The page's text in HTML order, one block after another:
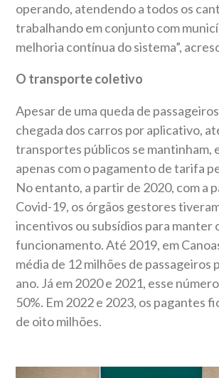
operando, atendendo a todos os
trabalhando em conjunto com
melhoria contínua do sistema”,
O transporte coletivo
Apesar de uma queda de
chegada dos carros por aplicativo,
transportes públicos se mantinham,
apenas com o pagamento de tarifa
No entanto, a partir de 2020, com a
Covid-19, os órgãos gestores
incentivos ou subsídios para manter
funcionamento. Até 2019, em
média de 12 milhões de passageiros
ano. Já em 2020 e 2021, esse
50%. Em 2022 e 2023, os pagantes
de oito milhões.